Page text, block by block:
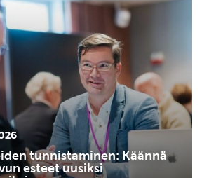
tunnistaminen: Käännä
esteet uusiksi